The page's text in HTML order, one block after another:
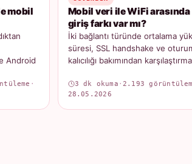
mobil
Android
·
Mobil veri ile WiFi arasında
giriş farkı var mı?
İki bağlantı türünde ortalama yük
süresi, SSL handshake ve
kalıcılığı bakımından
3 dk okuma ·2.193
28.05.2026